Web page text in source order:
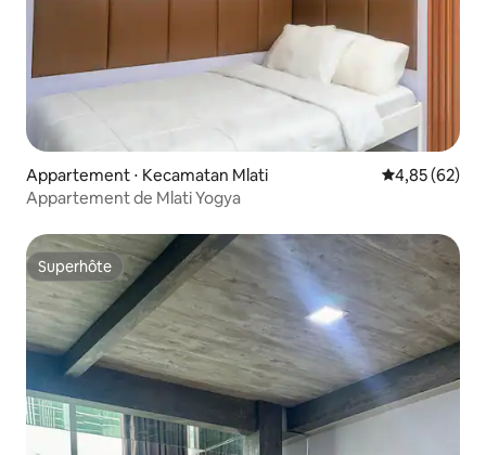
Appartement ⋅ Kecamatan Mlati Évaluation
4,85 (62)
Appartement de Mlati Yogya
Superhôte
Superhôte